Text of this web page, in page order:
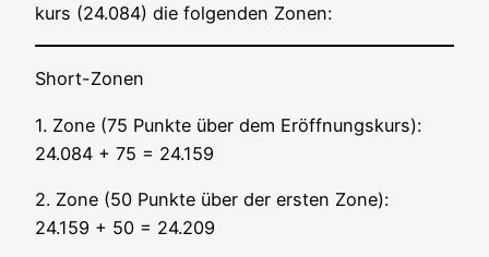
kurs (24.084) die fol­gen­den Zonen:
Short-Zonen
1. Zone (75 Punk­te über dem Eröff­nungs­kurs):
24.084 + 75 = 24.159
2. Zone (50 Punk­te über der ers­ten Zone):
24.159 + 50 = 24.209